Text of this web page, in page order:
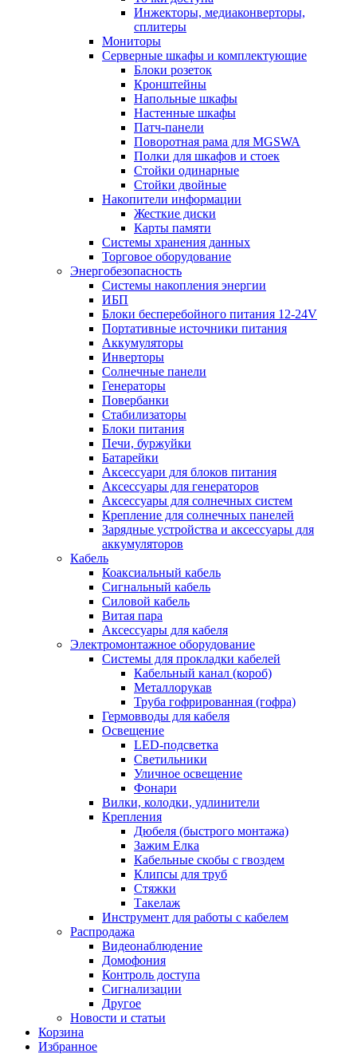
Инжекторы, медиаконверторы,
сплитеры
Мониторы
Серверные шкафы и комплектующие
Блоки розеток
Кронштейны
Напольные шкафы
Настенные шкафы
Патч-панели
Поворотная рама для MGSWA
Полки для шкафов и стоек
Стойки одинарные
Стойки двойные
Накопители информации
Жесткие диски
Карты памяти
Системы хранения данных
Торговое оборудование
Энергобезопасность
Системы накопления энергии
ИБП
Блоки бесперебойного питания 12-24V
Портативные источники питания
Аккумуляторы
Инверторы
Солнечные панели
Генераторы
Повербанки
Стабилизаторы
Блоки питания
Печи, буржуйки
Батарейки
Аксессуари для блоков питания
Аксессуары для генераторов
Аксессуары для солнечных систем
Крепление для солнечных панелей
Зарядные устройства и аксессуары для
аккумуляторов
Кабель
Коаксиальный кабель
Сигнальный кабель
Силовой кабель
Витая пара
Аксессуары для кабеля
Электромонтажное оборудование
Системы для прокладки кабелей
Кабельный канал (короб)
Металлорукав
Труба гофрированная (гофра)
Гермовводы для кабеля
Освещение
LED-подсветка
Светильники
Уличное освещение
Фонари
Вилки, колодки, удлинители
Крепления
Дюбеля (быстрого монтажа)
Зажим Елка
Кабельные скобы с гвоздем
Клипсы для труб
Стяжки
Такелаж
Инструмент для работы с кабелем
Распродажа
Видеонаблюдение
Домофония
Контроль доступа
Сигнализации
Другое
Новости и статьи
Корзина
Избранное